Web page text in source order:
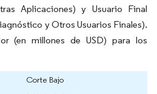
Aplicaciones) y Usuario Final
y Otros Usuarios Finales).
(en millones de USD) para los
Corte Bajo